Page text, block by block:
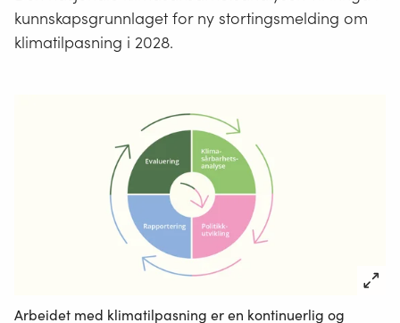
kunnskapsgrunnlaget for ny stortingsmelding om
klimatilpasning i 2028.
Arbeidet med klimatilpasning er en kontinuerlig og